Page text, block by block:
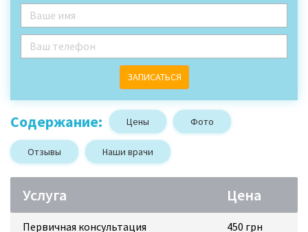
ЗАПИСАТЬСЯ
Содержание: Цены Фото
Отзывы Наши врачи
Услуга Цена
Первичная консультация 450 грн